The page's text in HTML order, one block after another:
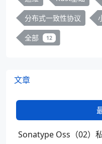
分布式一致性协议
全部 12
文章
Sonatype Oss（02）